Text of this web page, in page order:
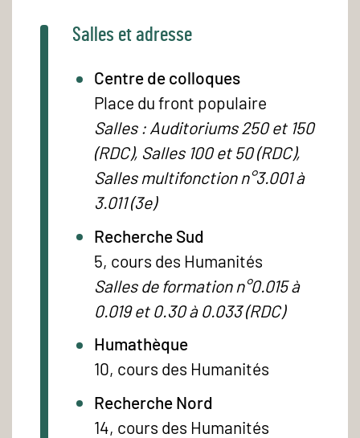
Salles et adresse
Centre de colloques
Place du front populaire
Salles : Auditoriums 250 et 150
(RDC), Salles 100 et 50 (RDC),
Salles multifonction n°3.001 à
3.011 (3e)
Recherche Sud
5, cours des Humanités
Salles de formation n°0.015 à
0.019 et 0.30 à 0.033 (RDC)
Humathèque
10, cours des Humanités
Recherche Nord
14, cours des Humanités